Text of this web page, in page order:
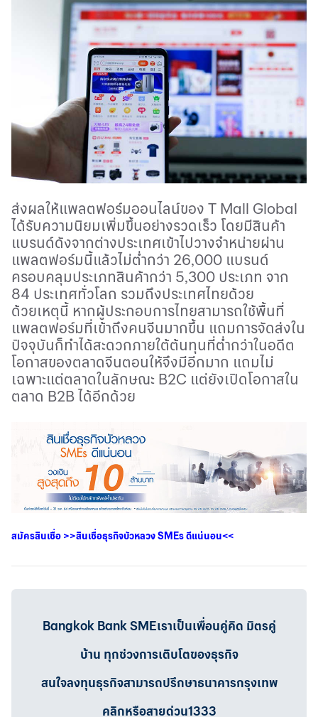
ส่งผลให้แพลตฟอร์มออนไลน์ของ T Mall Global
ได้รับความนิยมเพิ่มขึ้นอย่างรวดเร็ว โดยมีสินค้า
แบรนด์ดังจากต่างประเทศเข้าไปวางจำหน่ายผ่าน
แพลตฟอร์มนี้แล้วไม่ต่ำกว่า 26,000 แบรนด์
ครอบคลุมประเภทสินค้ากว่า 5,300 ประเภท จาก
84 ประเทศทั่วโลก รวมถึงประเทศไทยด้วย
ด้วยเหตุนี้ หากผู้ประกอบการไทยสามารถใช้พื้นที่
แพลตฟอร์มที่เข้าถึงคนจีนมากขึ้น แถมการจัดส่งใน
ปัจจุบันก็ทำได้สะดวกภายใต้ต้นทุนที่ต่ำกว่าในอดีต
โอกาสของตลาดจีนตอนให้จึงมีอีกมาก แถมไม่
เฉพาะแต่ตลาดในลักษณะ B2C แต่ยังเปิดโอกาสใน
ตลาด B2B ได้อีกด้วย
สมัครสินเชื่อ >>สินเชื่อธุรกิจบัวหลวงSMEsดีแน่นอน<<
Bangkok Bank SMEเราเป็นเพื่อนคู่คิด มิตรคู่
บ้าน ทุกช่วงการเติบโตของธุรกิจ
สนใจลงทุนธุรกิจสามารถปรึกษาธนาคารกรุงเทพ
คลิกหรือสายด่วน1333